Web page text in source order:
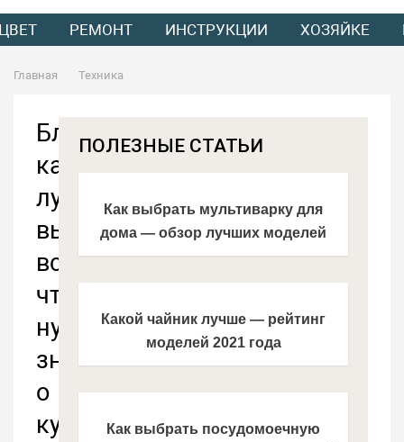
РЕМОНТ ИНСТРУКЦИИ ХОЗЯЙКЕ
Главная Техника
Блендер
какой
лучше
выбрать:
все
что
нужно
знать
о
кухонной
ПОЛЕЗНЫЕ СТАТЬИ
Как выбрать мультиварку для
дома — обзор лучших моделей
2021 года
Какой чайник лучше — рейтинг
моделей 2021 года
Как выбрать посудомоечную